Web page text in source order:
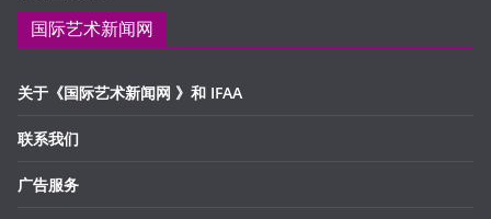
国际艺术新闻网
关于《国际艺术新闻网 》和 IFAA
联系我们
广告服务